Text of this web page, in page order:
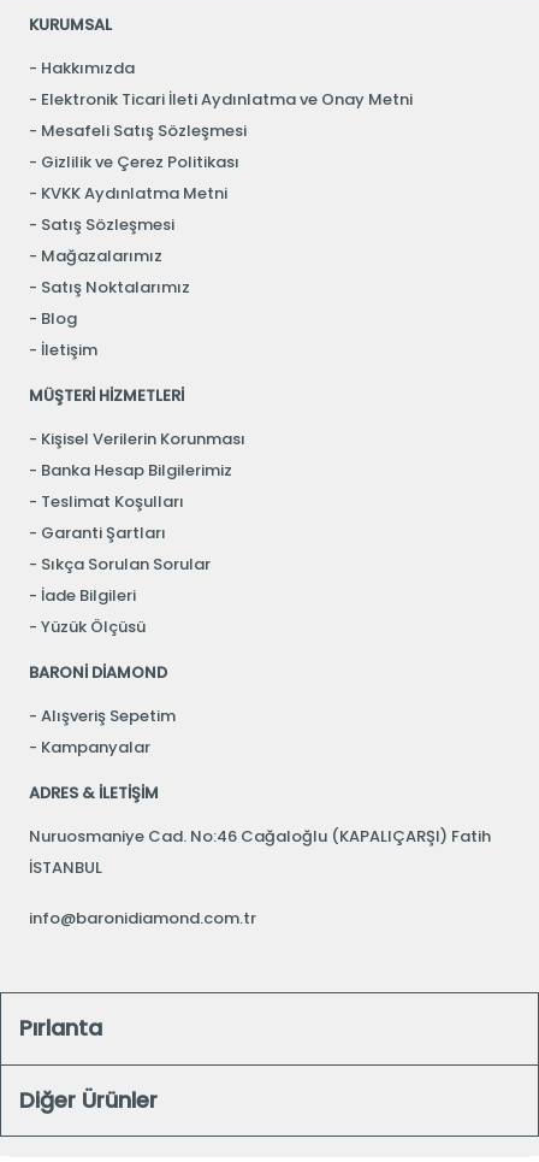
KURUMSAL
Hakkımızda
Elektronik Ticari İleti Aydınlatma ve Onay Metni
Mesafeli Satış Sözleşmesi
Gizlilik ve Çerez Politikası
KVKK Aydınlatma Metni
Satış Sözleşmesi
Mağazalarımız
Satış Noktalarımız
Blog
İletişim
MÜŞTERİ HİZMETLERİ
Kişisel Verilerin Korunması
Banka Hesap Bilgilerimiz
Teslimat Koşulları
Garanti Şartları
Sıkça Sorulan Sorular
İade Bilgileri
Yüzük Ölçüsü
BARONİ DİAMOND
Alışveriş Sepetim
Kampanyalar
ADRES & İLETİŞİM
Nuruosmaniye Cad. No:46 Cağaloğlu (KAPALIÇARŞI) Fatih
İSTANBUL
info@baronidiamond.com.tr
Pırlanta
Diğer Ürünler